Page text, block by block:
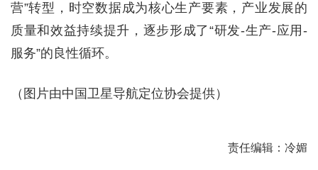
营”转型，时空数据成为核心生产要素，产业发展的
质量和效益持续提升，逐步形成了“研发-生产-应用-
服务”的良性循环。
（图片由中国卫星导航定位协会提供）
责任编辑：冷媚